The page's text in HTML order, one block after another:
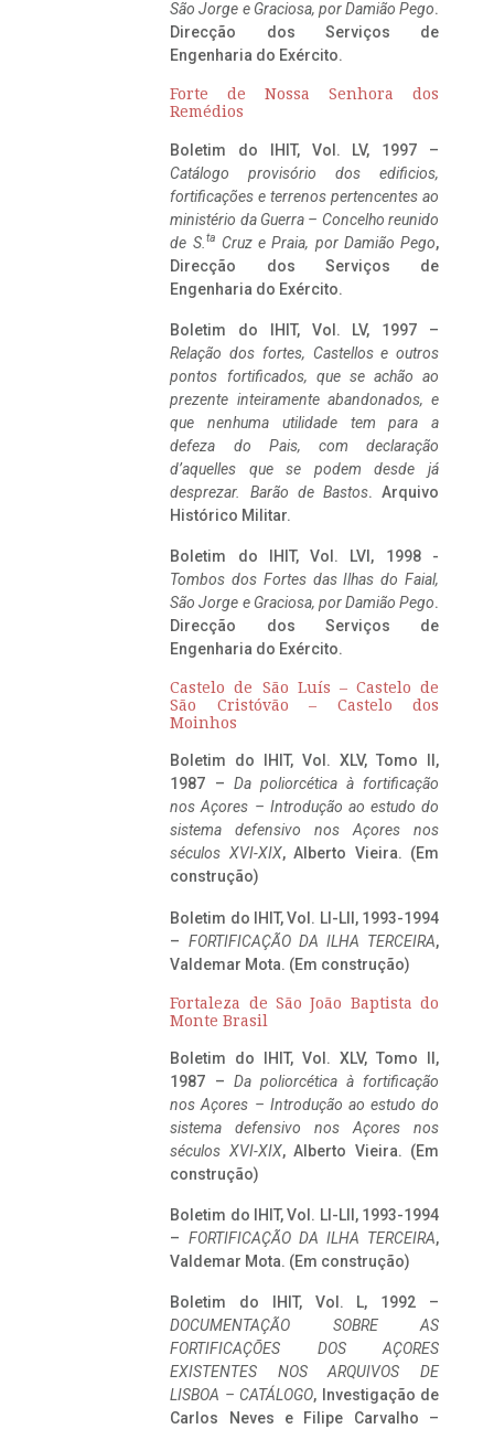
São Jorge e Graciosa, por Damião Pego.
Direcção dos Serviços de
Engenharia do Exército.
Forte de Nossa Senhora dos
Remédios
Boletim do IHIT, Vol. LV, 1997 –
Catálogo provisório dos edificios,
fortificações e terrenos pertencentes ao
ministério da Guerra – Concelho reunido
de S. ta Cruz e Praia, por Damião Pego,
Direcção dos Serviços de
Engenharia do Exército.
Boletim do IHIT, Vol. LV, 1997 –
Relação dos fortes, Castellos e outros
pontos fortificados, que se achão ao
prezente inteiramente abandonados, e
que nenhuma utilidade tem para a
defeza do Pais, com declaração
d’aquelles que se podem desde já
desprezar. Barão de Bastos. Arquivo
Histórico Militar.
Boletim do IHIT, Vol. LVI, 1998 -
Tombos dos Fortes das Ilhas do Faial,
São Jorge e Graciosa, por Damião Pego.
Direcção dos Serviços de
Engenharia do Exército.
Castelo de São Luís – Castelo de
São Cristóvão – Castelo dos
Moinhos
Boletim do IHIT, Vol. XLV, Tomo II,
1987 – Da poliorcética à fortificação
nos Açores – Introdução ao estudo do
sistema defensivo nos Açores nos
séculos XVI-XIX, Alberto Vieira. (Em
construção)
Boletim do IHIT, Vol. LI-LII, 1993-1994
– FORTIFICAÇÃO DA ILHA TERCEIRA,
Valdemar Mota. (Em construção)
Fortaleza de São João Baptista do
Monte Brasil
Boletim do IHIT, Vol. XLV, Tomo II,
1987 – Da poliorcética à fortificação
nos Açores – Introdução ao estudo do
sistema defensivo nos Açores nos
séculos XVI-XIX, Alberto Vieira. (Em
construção)
Boletim do IHIT, Vol. LI-LII, 1993-1994
– FORTIFICAÇÃO DA ILHA TERCEIRA,
Valdemar Mota. (Em construção)
Boletim do IHIT, Vol. L, 1992 –
DOCUMENTAÇÃO SOBRE AS
FORTIFICAÇÕES DOS AÇORES
EXISTENTES NOS ARQUIVOS DE
LISBOA – CATÁLOGO, Investigação de
Carlos Neves e Filipe Carvalho –